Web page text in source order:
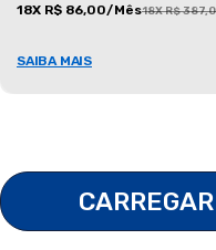
18X R$ 86,00/Mês18X R$
SAIBA MAIS